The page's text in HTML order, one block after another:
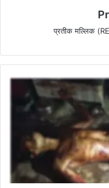
प्रतीक मल्लिक
जमरगीडी
खून